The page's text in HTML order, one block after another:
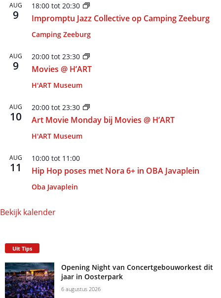
AUG
9
18:00 tot 20:30
Impromptu Jazz Collective op Camping Zeeburg
Camping Zeeburg
AUG
9
20:00 tot 23:30
Movies @ H’ART
H'ART Museum
AUG
10
20:00 tot 23:30
Art Movie Monday bij Movies @ H’ART
H'ART Museum
AUG
11
10:00 tot 11:00
Hip Hop poses met Nora 6+ in OBA Javaplein
Oba Javaplein
Bekijk kalender
Uit Tips
Opening Night van Concertgebouworkest dit
jaar in Oosterpark
6 augustus 2026